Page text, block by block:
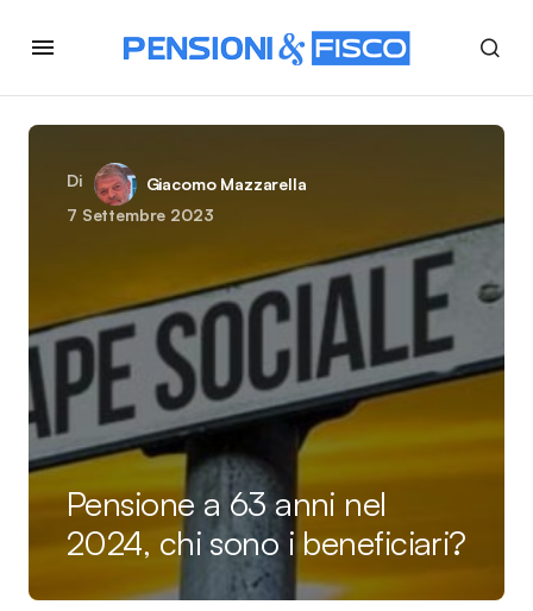
Di
Giacomo Mazzarella
7 Settembre 2023
Pensione a 63 anni nel
2024, chi sono i beneficiari?